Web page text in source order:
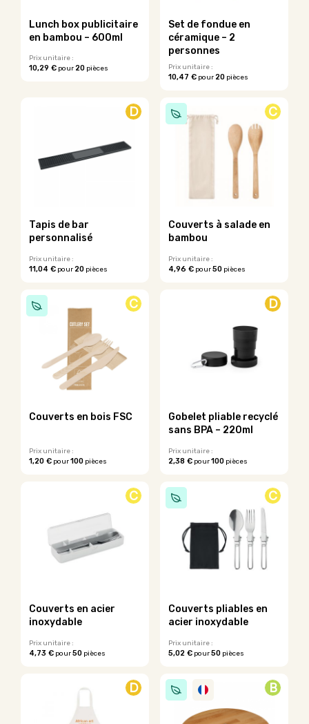
sur
la
page
du
produit
Lunch box publicitaire
en bambou – 600ml
Prix unitaire :
10,29 € pour20 pièces
options
peuvent
la
page
produit
Set de fondue en
céramique – 2
personnes
Prix unitaire :
10,47 €pour20pièces
produit
a
plusieurs
sur
la
du
produit
D
Tapis de bar
personnalisé
Prix unitaire :
11,04 € pour20 pièces
C
Couverts à salade en
bambou
Prix unitaire :
4,96 €pour50pièces
options
peuvent
sur
du
produit
C
Couverts en bois FSC
Prix unitaire :
1,20 € pour100 pièces
variations.
options
peuvent
sur
la
du
produit
D
Gobelet pliable recyclé
sans BPA – 220ml
Prix unitaire :
2,38 €pour100pièces
produit
a
plusieurs
variations.
Les
options
peuvent
sur
du
produit
C
Couverts en acier
inoxydable
Prix unitaire :
4,73 € pour50 pièces
C
Couverts pliables en
acier inoxydable
Prix unitaire :
5,02 €pour50pièces
D B